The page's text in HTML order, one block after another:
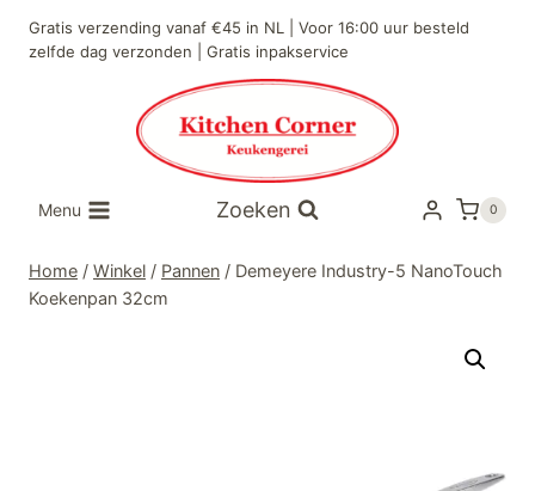
naar
Gratis verzending vanaf €45 in NL | Voor 16:00 uur besteld
zelfde dag verzonden | Gratis inpakservice
Menu Zoeken 0
Home / Winkel / Pannen / Demeyere Industry-5 NanoTouch
Koekenpan 32cm